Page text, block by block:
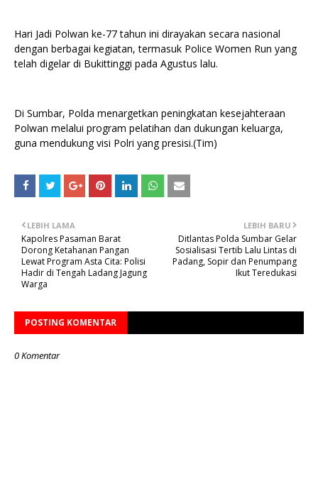
Hari Jadi Polwan ke-77 tahun ini dirayakan secara nasional
dengan berbagai kegiatan, termasuk Police Women Run yang
telah digelar di Bukittinggi pada Agustus lalu.
Di Sumbar, Polda menargetkan peningkatan kesejahteraan
Polwan melalui program pelatihan dan dukungan keluarga,
guna mendukung visi Polri yang presisi.(Tim)
LEBIH BARU
Ditlantas Polda Sumbar Gelar
Sosialisasi Tertib Lalu Lintas di
Padang, Sopir dan Penumpang
Ikut Teredukasi
LEBIH LAMA
Kapolres Pasaman Barat
Dorong Ketahanan Pangan
Lewat Program Asta Cita: Polisi
Hadir di Tengah Ladang Jagung
Warga
POSTING KOMENTAR
0 Komentar